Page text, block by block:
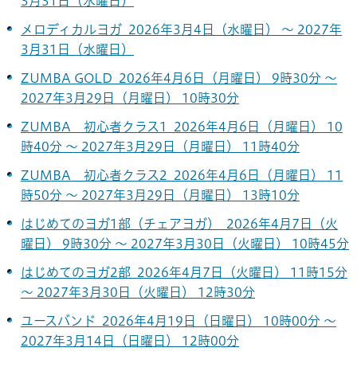
メロディカルヨガ 2026年3月4日（水曜日） ～ 2027年
3月31日（水曜日）
ZUMBA GOLD 2026年4月6日（月曜日） 9時30分 ～
2027年3月29日（月曜日） 10時30分
ZUMBA 初心者クラス1 2026年4月6日（月曜日） 10
時40分 ～ 2027年3月29日（月曜日） 11時40分
ZUMBA 初心者クラス2 2026年4月6日（月曜日） 11
時50分 ～ 2027年3月29日（月曜日） 13時10分
はじめてのヨガ1部（チェアヨガ） 2026年4月7日（火
曜日） 9時30分 ～ 2027年3月30日（火曜日） 10時45分
はじめてのヨガ2部 2026年4月7日（火曜日） 11時15分
～ 2027年3月30日（火曜日） 12時30分
ユースバンド 2026年4月19日（日曜日） 10時00分 ～
2027年3月14日（日曜日） 12時00分